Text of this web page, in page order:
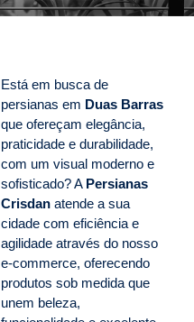
Está em busca de
persianas em Duas Barras
que ofereçam elegância,
praticidade e durabilidade,
com um visual moderno e
sofisticado? A Persianas
Crisdan atende a sua
cidade com eficiência e
agilidade através do nosso
e-commerce, oferecendo
produtos sob medida que
unem beleza,